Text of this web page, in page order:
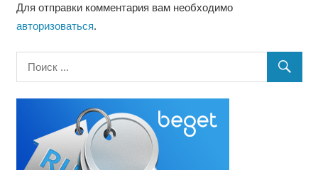
Для отправки комментария вам необходимо
авторизоваться.